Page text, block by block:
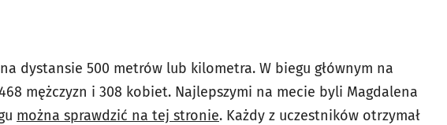
dystansie 500 metrów lub kilometra. W biegu głównym na
mężczyzn i 308 kobiet. Najlepszymi na mecie byli Magdalena
można sprawdzić na tej stronie. Każdy z uczestników otrzymał